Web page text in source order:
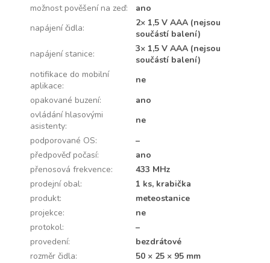
možnost pověšení na zeď:
ano
napájení čidla:
2× 1,5 V AAA (nejsou
součástí balení)
napájení stanice:
3× 1,5 V AAA (nejsou
součástí balení)
notifikace do mobilní
aplikace:
ne
opakované buzení:
ano
ovládání hlasovými
asistenty:
ne
podporované OS:
–
předpověď počasí:
ano
přenosová frekvence:
433 MHz
prodejní obal:
1 ks, krabička
produkt:
meteostanice
projekce:
ne
protokol:
–
provedení:
bezdrátové
rozměr čidla:
50 × 25 × 95 mm